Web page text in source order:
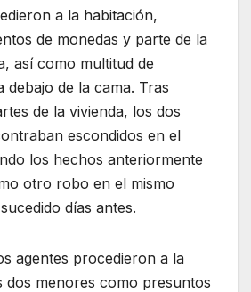
a la habitación,
de monedas y parte de la
así como multitud de
debajo de la cama. Tras
de la vivienda, los dos
escondidos en el
los hechos anteriormente
otro robo en el mismo
días antes.
agentes procedieron a la
dos menores como presuntos